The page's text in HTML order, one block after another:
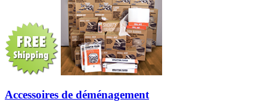
Accessoires de déménagement